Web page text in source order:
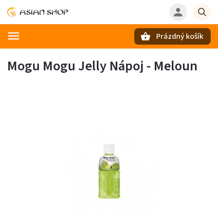
Prázdný košík
Mogu Mogu Jelly Nápoj - Meloun